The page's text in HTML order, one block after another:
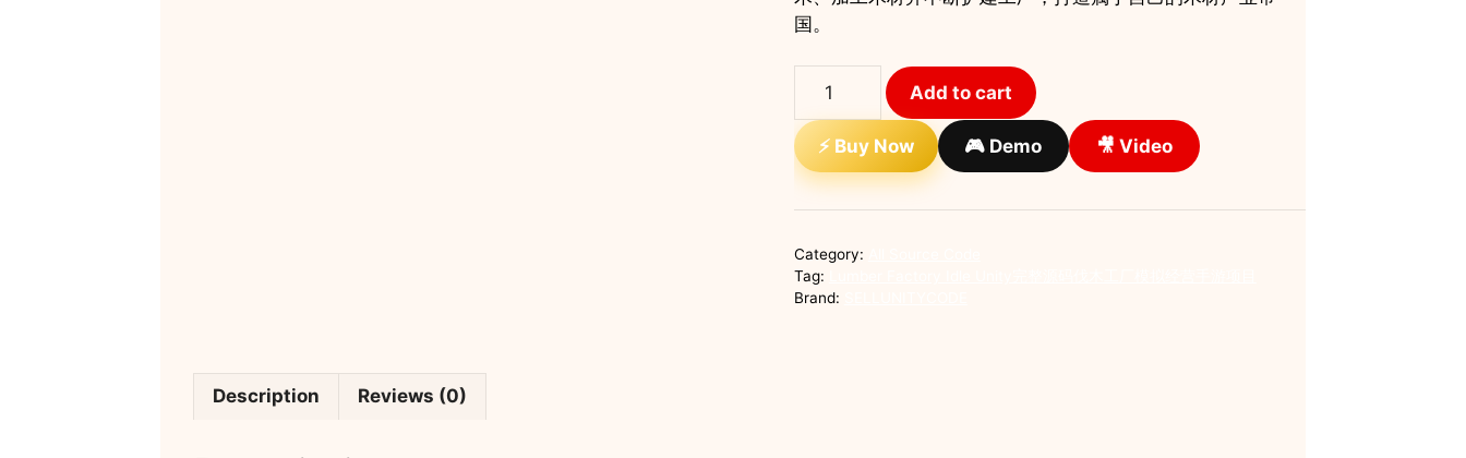
国。
Factory
Idle
Unity
完
整
码
伐
Add to cart
⚡ Buy Now 🎮 Demo 🎥 Video
Category:
Tag:
Brand:
Description Reviews (0)